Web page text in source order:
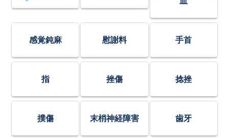
感覚鈍麻 慰謝料 手首
指 挫傷 捻挫
撲傷 末梢神経障害 歯牙